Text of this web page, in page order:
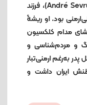
Սևրուկյան و به انگلیسی André Sevruguin)، فرزند
بود. او ریشۀ
مدام کلکسیون
و مردم‌شناسی و
به‌رغم ارمنی‌تبار
ایران داشت و